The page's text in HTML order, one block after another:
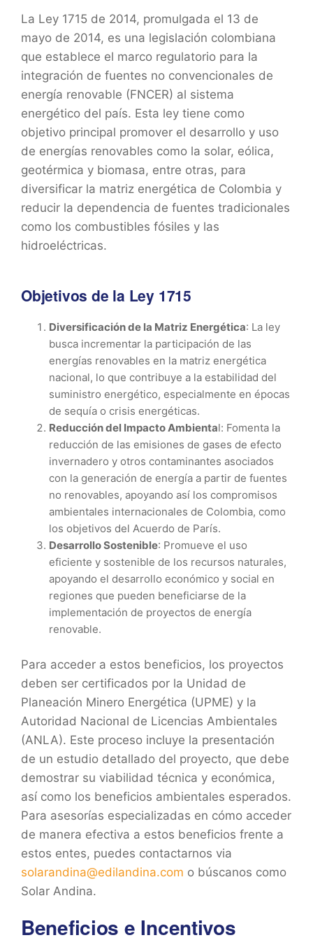
La Ley 1715 de 2014, promulgada el 13 de
mayo de 2014, es una legislación colombiana
que establece el marco regulatorio para la
integración de fuentes no convencionales de
energía renovable (FNCER) al sistema
energético del país. Esta ley tiene como
objetivo principal promover el desarrollo y uso
de energías renovables como la solar, eólica,
geotérmica y biomasa, entre otras, para
diversificar la matriz energética de Colombia y
reducir la dependencia de fuentes tradicionales
como los combustibles fósiles y las
hidroeléctricas.
Objetivos de la Ley 1715
Diversificación de la Matriz Energética: La ley
busca incrementar la participación de las
energías renovables en la matriz energética
nacional, lo que contribuye a la estabilidad del
suministro energético, especialmente en épocas
de sequía o crisis energéticas.
Reducción del Impacto Ambiental: Fomenta la
reducción de las emisiones de gases de efecto
invernadero y otros contaminantes asociados
con la generación de energía a partir de fuentes
no renovables, apoyando así los compromisos
ambientales internacionales de Colombia, como
los objetivos del Acuerdo de París.
Desarrollo Sostenible: Promueve el uso
eficiente y sostenible de los recursos naturales,
apoyando el desarrollo económico y social en
regiones que pueden beneficiarse de la
implementación de proyectos de energía
renovable.
Para acceder a estos beneficios, los proyectos
deben ser certificados por la Unidad de
Planeación Minero Energética (UPME) y la
Autoridad Nacional de Licencias Ambientales
(ANLA). Este proceso incluye la presentación
de un estudio detallado del proyecto, que debe
demostrar su viabilidad técnica y económica,
así como los beneficios ambientales esperados.
Para asesorías especializadas en cómo acceder
de manera efectiva a estos beneficios frente a
estos entes, puedes contactarnos via
solarandina@edilandina.com o búscanos como
Solar Andina.
Beneficios e Incentivos